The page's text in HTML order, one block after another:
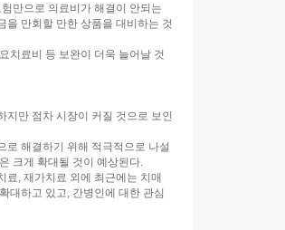
만으로 의료비가 해결이 안되는
을 만회할 만한 상품을 대비하는 것
치료비 등 보완이 더욱 늘어날 것
지만 점차 시장이 커질 것으로 보인
로 해결하기 위해 적극적으로 나설
크게 확대될 것이 예상된다.
료, 재가치료 외에 최근에는 치매
대하고 있고, 간병인에 대한 관심